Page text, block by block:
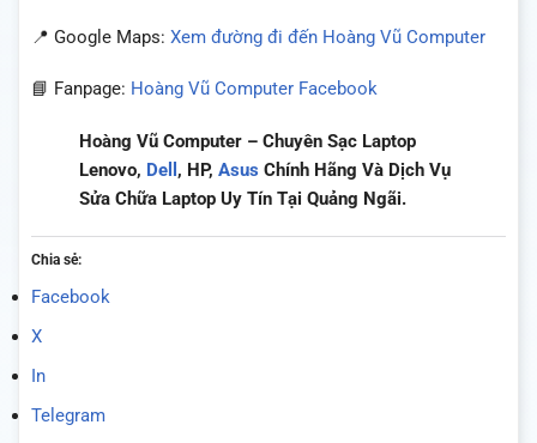
📍 Google Maps: Xem đường đi đến Hoàng Vũ Computer
📘 Fanpage: Hoàng Vũ Computer Facebook
Hoàng Vũ Computer – Chuyên Sạc Laptop
Lenovo, Dell , HP, Asus Chính Hãng Và Dịch Vụ
Sửa Chữa Laptop Uy Tín Tại Quảng Ngãi.
Chia sẻ:
Facebook
X
In
Telegram